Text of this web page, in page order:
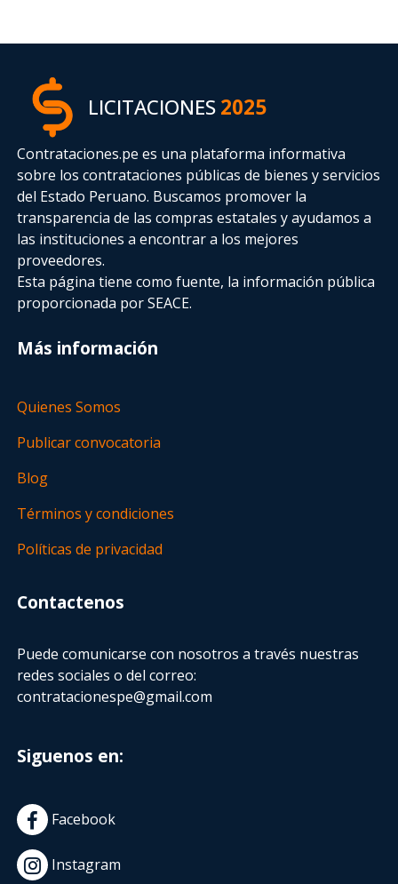
LICITACIONES2025
Contrataciones.pe es una plataforma informativa
sobre los contrataciones públicas de bienes y servicios
del Estado Peruano. Buscamos promover la
transparencia de las compras estatalesy ayudamos a
las instituciones a encontrar a los mejores
proveedores.
Esta página tiene como fuente, la información pública
proporcionada por SEACE.
Más información
Quienes Somos
Publicar convocatoria
Blog
Términos y condiciones
Políticas de privacidad
Contactenos
Puede comunicarse con nosotros a través nuestras
redes sociales o del correo:
contratacionespe@gmail.com
Siguenos en:
Facebook
Instagram